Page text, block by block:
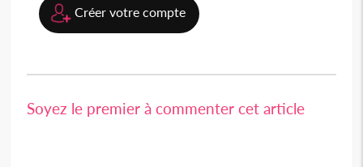
Créer votre compte
Soyez le premier à commenter cet article